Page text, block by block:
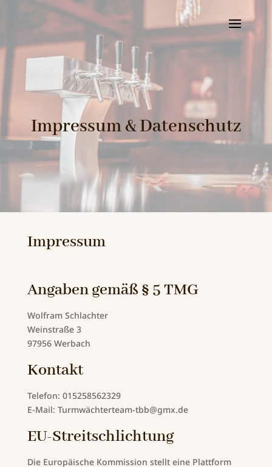
Impressum & Datenschutz
Impressum
Angaben gemäß § 5 TMG
Wolfram Schlachter
Weinstraße 3
97956 Werbach
Kontakt
Telefon: 015258562329
E-Mail: Turmwächterteam-tbb@gmx.de
EU-Streitschlichtung
Die Europäische Kommission stellt eine Plattform